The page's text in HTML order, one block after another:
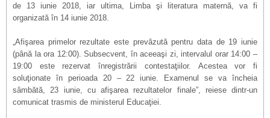
de 13 iunie 2018, iar ultima, Limba şi literatura maternă, va fi
organizată în 14 iunie 2018.
„Afişarea primelor rezultate este prevăzută pentru data de 19 iunie
(până la ora 12:00). Subsecvent, în aceeaşi zi, intervalul orar 14:00 –
19:00 este rezervat înregistrării contestaţiilor. Acestea vor fi
soluţionate în perioada 20 – 22 iunie. Examenul se va încheia
sâmbătă, 23 iunie, cu afişarea rezultatelor finale”, reiese dintr-un
comunicat trasmis de ministerul Educaţiei.